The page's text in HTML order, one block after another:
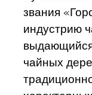
звания
индустрию
чайных